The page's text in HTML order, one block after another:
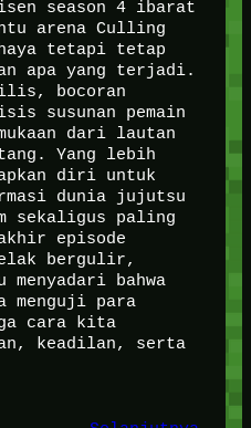
season 4 ibarat
arena Culling
tetapi tetap
apa yang terjadi.
bocoran
susunan pemain
dari lautan
Yang lebih
diri untuk
dunia jujutsu
sekaligus paling
episode
bergulir,
bahwa
menguji para
cara kita
keadilan, serta